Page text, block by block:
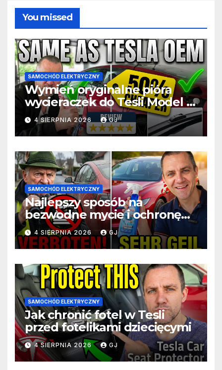
You missed
SAMOCHÓD ELEKTRYCZNY
Wymień oryginalne pióra
wycieraczek do Tesli Model 3
za połowę ceny
4 SIERPNIA 2026 GJ
SAMOCHÓD ELEKTRYCZNY
Najlepszy sposób na
bezwodne mycie i ochronę
Tesli podczas podróży
4 SIERPNIA 2026 GJ
SAMOCHÓD ELEKTRYCZNY
Jak chronić fotel w Tesli
przed fotelikami dziecięcymi
4 SIERPNIA 2026 GJ